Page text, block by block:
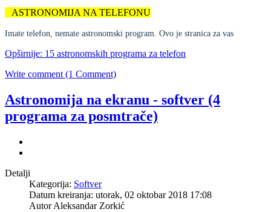
ASTRONOMIJA NA TELEFONU
Imate telefon, nemate astronomski program. Ovo je stranica za vas
Opširnije: 15 astronomskih programa za telefon
Write comment (1 Comment)
Astronomija na ekranu - softver (4
programa za posmtrače)
Detalji
Kategorija: Softver
Datum kreiranja: utorak, 02 oktobar 2018 17:08
Autor Aleksandar Zorkić